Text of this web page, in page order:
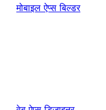
मोबाइल ऐप्स बिल्डर